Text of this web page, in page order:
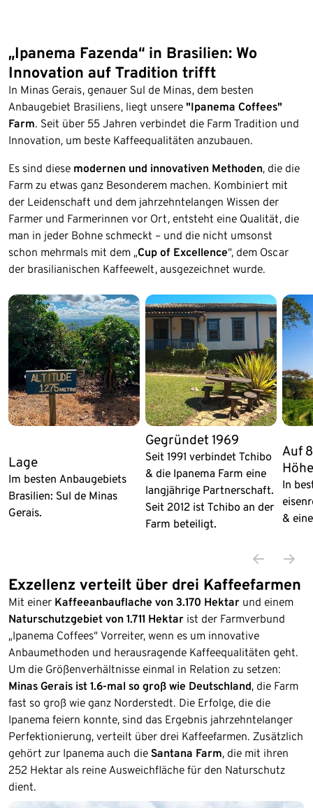
„Ipanema Fazenda“ in Brasilien: Wo
Innovation auf Tradition trifft
In Minas Gerais, genauer Sul de Minas, dem besten
Anbaugebiet Brasiliens, liegt unsere "Ipanema Coffees"
Farm. Seit über 55 Jahren verbindet die Farm Tradition und
Innovation, um beste Kaffeequalitäten anzubauen.
Es sind diese modernen und innovativen Methoden, die die
Farm zu etwas ganz Besonderem machen. Kombiniert mit
der Leidenschaft und dem jahrzehntelangen Wissen der
Farmer und Farmerinnen vor Ort, entsteht eine Qualität, die
man in jeder Bohne schmeckt – und die nicht umsonst
schon mehrmals mit dem „Cup of Excellence“, dem Oscar
der brasilianischen Kaffeewelt, ausgezeichnet wurde.
Lage
Im besten Anbaugebiets
Brasilien: Sul de Minas
Gerais.
Gegründet 1969
Seit 1991 verbindet Tchibo
& die Ipanema Farm eine
langjährige Partnerschaft.
Seit 2012 ist Tchibo an der
Farm beteiligt.
Auf
Höhe
In
&
Exzellenz verteilt über drei Kaffeefarmen
Mit einer Kaffeeanbauflache von 3.170 Hektar und einem
Naturschutzgebiet von 1.711 Hektar ist der Farmverbund
„Ipanema Coffees“ Vorreiter, wenn es um innovative
Anbaumethoden und herausragende Kaffeequalitäten geht.
Um die Größenverhältnisse einmal in Relation zu setzen:
Minas Gerais ist 1.6-mal so groß wie Deutschland, die Farm
fast so groß wie ganz Norderstedt. Die Erfolge, die die
Ipanema feiern konnte, sind das Ergebnis jahrzehntelanger
Perfektionierung, verteilt über drei Kaffeefarmen. Zusätzlich
gehört zur Ipanema auch die Santana Farm, die mit ihren
252 Hektar als reine Ausweichfläche für den Naturschutz
dient.